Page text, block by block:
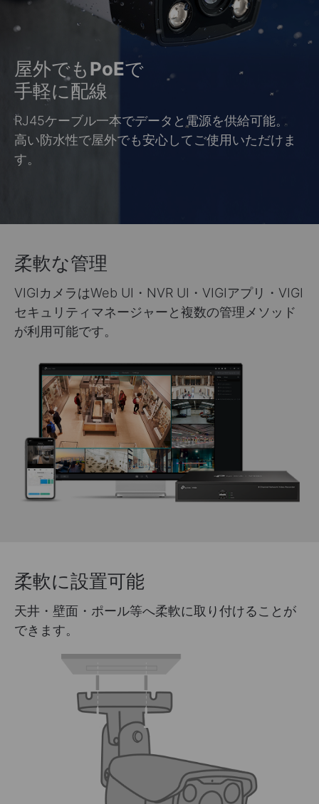
屋外でもPoEで
手軽に配線
RJ45ケーブル一本でデータと電源を供給可能。
高い防水性で屋外でも安心してご使用いただけま
す。
柔軟な管理
VIGIカメラはWeb UI・NVR UI・VIGIアプリ・VIGI
セキュリティマネージャーと複数の管理メソッド
が利用可能です。
柔軟に設置可能
天井・壁面・ポール等へ柔軟に取り付けることが
できます。